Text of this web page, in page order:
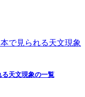
天文現象の一覧